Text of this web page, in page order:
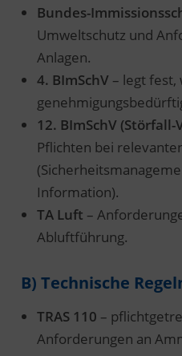
Bundes-
Umweltschutz und
Anlagen.
4. BImSchV – legt fest,
12. BImSchV
Pflichten bei
Information).
TA Luft –
Abluftführung.
B) Technische
TRAS 110 –
Anforderungen an